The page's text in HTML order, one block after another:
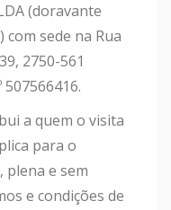
LDA (doravante
com sede na Rua
2750-561
507566416.
a quem o visita
para o
plena e sem
e condições de